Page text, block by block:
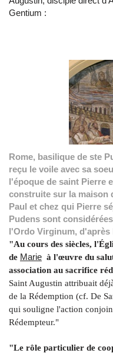
Gentium :
Rome, basilique de ste
reçu le voile avec sa
l'époque de saint Pierre
construite sur la maison
Paul et chez qui Pierre
Pudens sont
l'Ordo Virginum, d'après
"Au cours des siècles,
de Marie à l'œuvre du
association au sacrifice
Saint Augustin attribuait
de la Rédemption (cf. De
qui souligne l'action
Rédempteur."
"Le rôle particulier de